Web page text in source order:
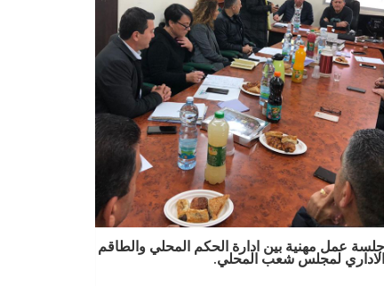
جلسة عمل مهنية بين ادارة الحكم المحلي والطاقم
الاداري لمجلس شعب المحلي.